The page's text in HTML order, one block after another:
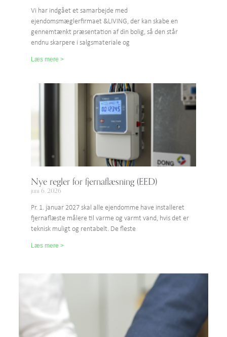
Vi har indgået et samarbejde med
ejendomsmæglerfirmaet &LIVING, der kan skabe en
gennemtænkt præsentation af din bolig, så den står
endnu skarpere i salgsmateriale og
Læs mere >
Nye regler for fjernaflæsning (EED)
juni 6, 2026
Pr. 1. januar 2027 skal alle ejendomme have installeret
fjernaflæste målere til varme og varmt vand, hvis det er
teknisk muligt og rentabelt. De fleste
Læs mere >